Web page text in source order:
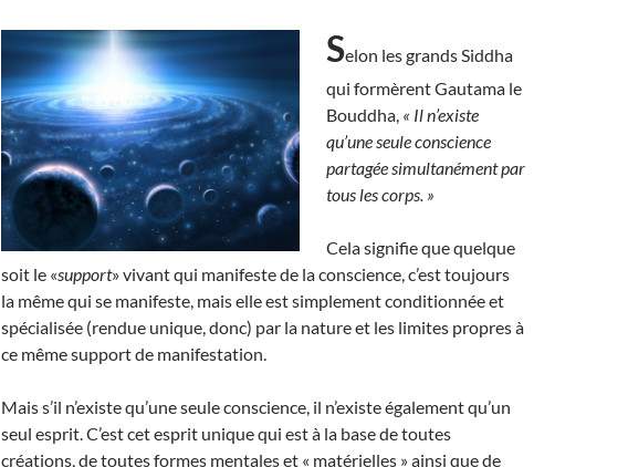
Selon les grands Siddha
qui formèrent Gautama le
Bouddha, « Il n’existe
qu’une seule conscience
partagée simultanément par
tous les corps. »
Cela signifie que quelque
soit le «support» vivant qui manifeste de la conscience, c’est toujours
la même qui se manifeste, mais elle est simplement conditionnée et
spécialisée (rendue unique, donc) par la nature et les limites propres à
ce même support de manifestation.
Mais s’il n’existe qu’une seule conscience, il n’existe également qu’un
seul esprit. C’est cet esprit unique qui est à la base de toutes
créations, de toutes formes mentales et « matérielles » ainsi que de